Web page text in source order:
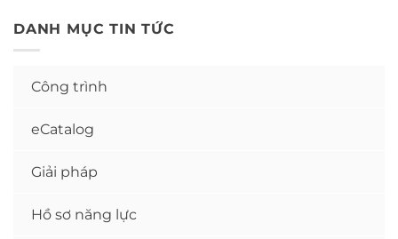
DANH MỤC TIN TỨC
Công trình
eCatalog
Giải pháp
Hồ sơ năng lực